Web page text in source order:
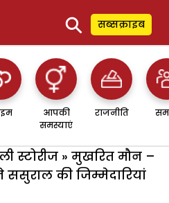
⚲ सब्सक्राइब
आपकी
समस्याएं
राजनीति
स्टोरीज » मुखरित मौन –
की जिम्मेदारियां